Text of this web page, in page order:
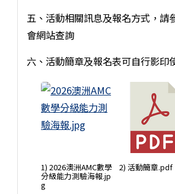
五、活動相關訊息及報名方式，請
會網站查詢
六、活動簡章及報名表可自行影印
1) 2026澳洲AMC數學
分級能力測驗海報.jp
g
2) 活動簡章.pdf